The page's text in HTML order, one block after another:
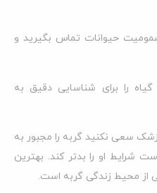
حیوانات تماس بگیرید و
را برای شناسایی دقیق به
سعی نکنید گربه را مجبور به
شرایط او را بدتر کند. بهترین
محیط زندگی گربه است.